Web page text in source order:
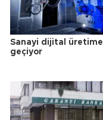
Sanayi dijital üretime
geçiyor